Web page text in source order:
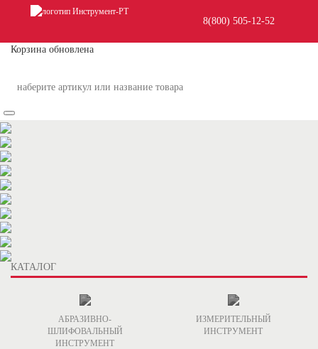
8(800) 505-12-52
Корзина обновлена
КАТАЛОГ
АБРАЗИВНО-
ШЛИФОВАЛЬНЫЙ
ИНСТРУМЕНТ
ИЗМЕРИТЕЛЬНЫЙ
ИНСТРУМЕНТ